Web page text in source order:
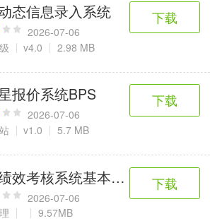
态信息录入系统
2026-07-06
v4.0 2.98 MB
下载
报价系统BPS
2026-07-06
v1.0 5.7 MB
下载
效考核系统基本版V2022
2026-07-06
9.57MB
下载